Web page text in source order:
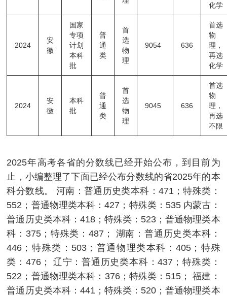
化学
2024
安
徽
国家
专项
计划
本科
批
普
通
类
首
选
物
理
9054 636
首选
物
理，
再选
化学
2024
安
徽
本科
批
普
通
类
首
选
物
理
9045 636
首选
物
理，
再选
不限
2025年高考各省的分数线已经开始公布，到目前为
止，小编整理了下面已经公布分数线的省2025年的本
科分数线。 河南：普通历史类本科：471；特殊类：
552；普通物理类本科：427；特殊类：535 内蒙古：
普通历史类本科：418；特殊类：523；普通物理类本
科：375；特殊类：487； 湖南：普通历史类本科：
446；特殊类：503；普通物理类本科：405；特殊
类：476； 辽宁：普通历史类本科：437；特殊类：
522；普通物理类本科：376；特殊类：515； 福建：
普通历史类本科：441；特殊类：520；普通物理类本